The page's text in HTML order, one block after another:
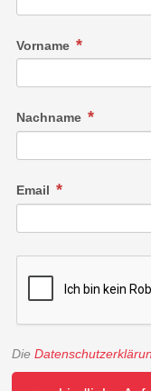
Vorname
Nachname
Email
Die